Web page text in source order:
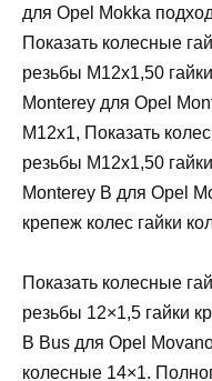
для Opel Mokka
Показать колесные
резьбы М12х1,50
Monterey для Opel
М12х1, Показать
резьбы М12х1,50
Monterey B для Opel
крепеж колес гайки
Показать колесные
резьбы 12×1,5 гайки
B Bus для Opel
колесные 14×1.